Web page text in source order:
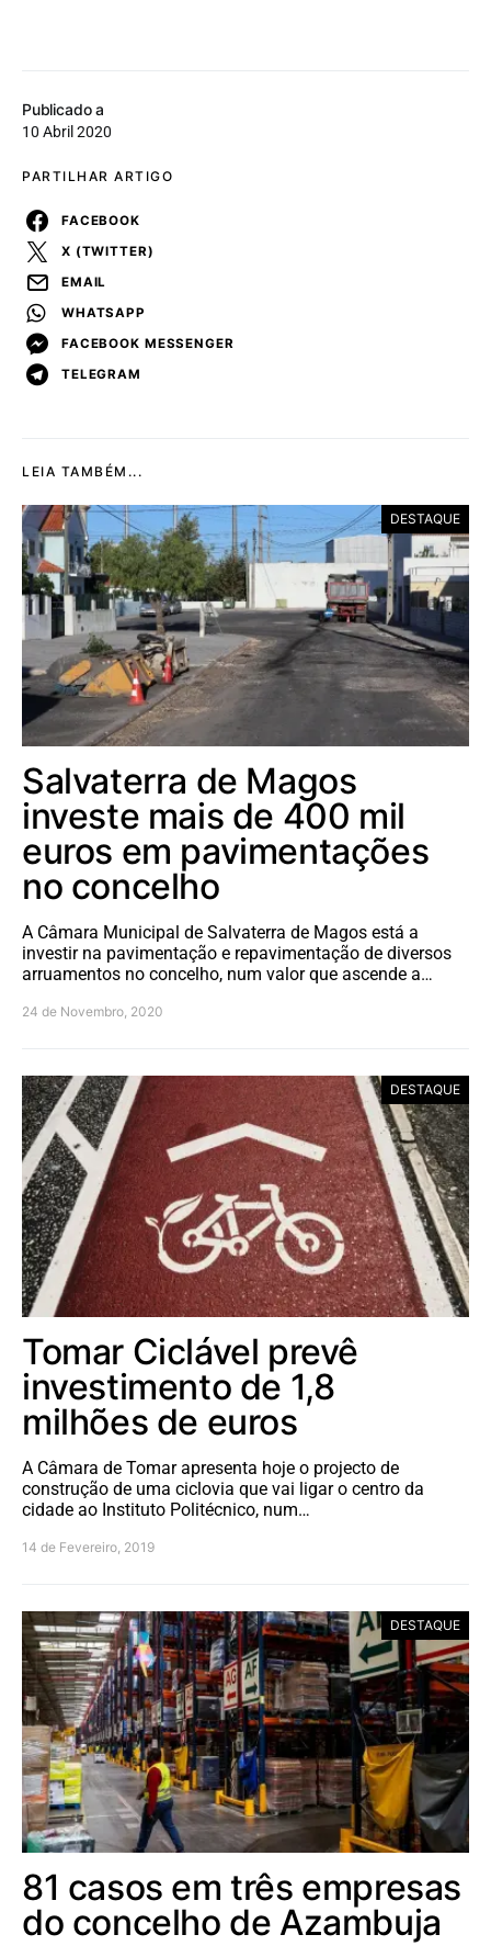
Publicado a
10 Abril 2020
PARTILHAR ARTIGO
FACEBOOK
X (TWITTER)
EMAIL
WHATSAPP
FACEBOOK MESSENGER
TELEGRAM
LEIA TAMBÉM...
DESTAQUE
Salvaterra de Magos
investe mais de 400 mil
euros em pavimentações
no concelho
A Câmara Municipal de Salvaterra de Magos está a
investir na pavimentação e repavimentação de diversos
arruamentos no concelho, num valor que ascende a…
24 de Novembro, 2020
DESTAQUE
Tomar Ciclável prevê
investimento de 1,8
milhões de euros
A Câmara de Tomar apresenta hoje o projecto de
construção de uma ciclovia que vai ligar o centro da
cidade ao Instituto Politécnico, num…
14 de Fevereiro, 2019
DESTAQUE
81 casos em três empresas
do concelho de Azambuja